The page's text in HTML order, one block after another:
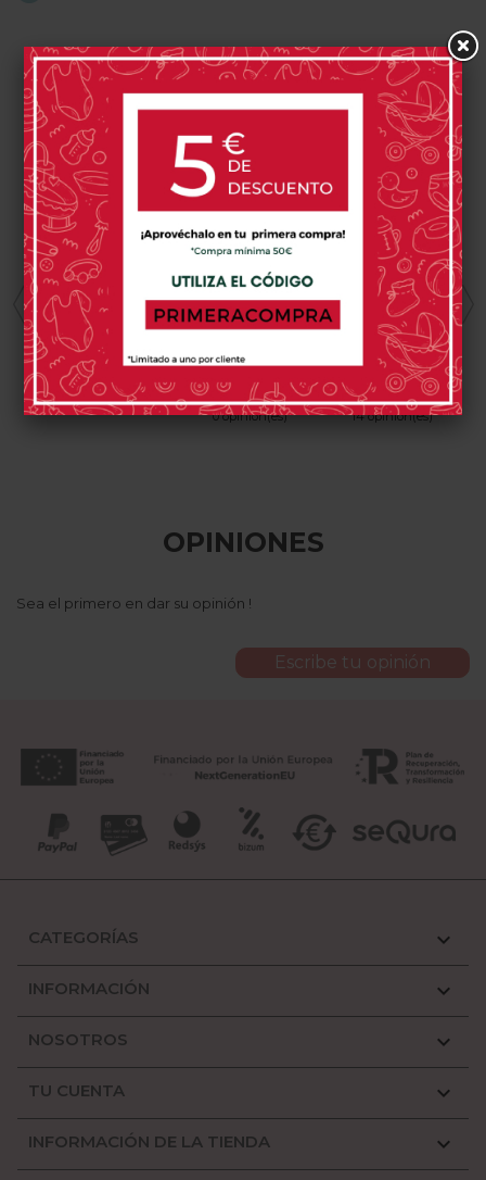
PRODUCTOS RELACIONADOS
MUEBLES ROS
Torre De
Aprendizaje Ros
0 opinión(es)
STOKKE
Stokke Tripp
Trapp Baby Set
59,00 €
0 opinión(es)
STOKKE
Cojín Tripp Trapp
De Stokke
49,00 €
14 opinión(es)
OPINIONES
Sea el primero en dar su opinión !
Escribe tu opinión
CATEGORÍAS 
INFORMACIÓN 
NOSOTROS 
TU CUENTA 
INFORMACIÓN DE LA TIENDA 